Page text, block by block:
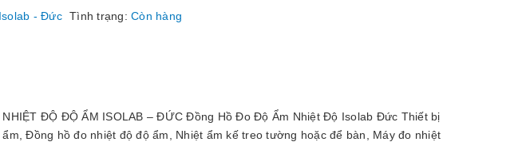
Isolab - Đức Tình trạng: Còn hàng
ĐỘ ĐỘ ẨM ISOLAB – ĐỨC Đồng Hồ Đo Độ Ẩm Nhiệt Độ Isolab Đức Thiết bị
Đồng hồ đo nhiệt độ độ ẩm, Nhiệt ẩm kế treo tường hoặc để bàn, Máy đo nhiệt